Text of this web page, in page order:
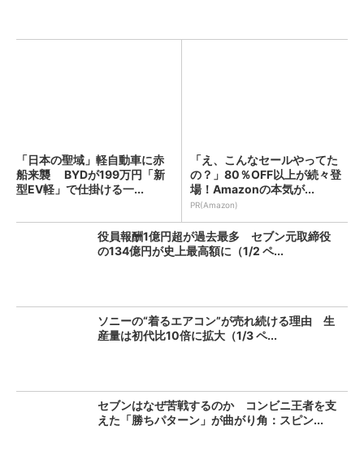
「日本の聖域」軽自動車に赤
船来襲 BYDが199万円「新
型EV軽」で仕掛ける一...
「え、こんなセールやってた
の？」80％OFF以上が続々登
場！Amazonの本気が...
PR(Amazon)
役員報酬1億円超が過去最多 セブン元取締役
の134億円が史上最高額に（1/2 ペ...
ソニーの“着るエアコン”が売れ続ける理由 生
産量は初代比10倍に拡大（1/3 ペ...
セブンはなぜ苦戦するのか コンビニ王者を支
えた「勝ちパターン」が曲がり角：スピン...